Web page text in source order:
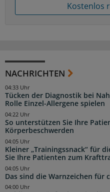
Kostenlos
NACHRICHTEN
Tücken der Diagnostik bei
Rolle Einzel-Allergene spielen
04:33 Uhr
So unterstützen Sie Ihre
Körperbeschwerden
04:22 Uhr
Kleiner „Trainingssnack“ für
Sie Ihre Patienten zum
04:05 Uhr
Das sind die Warnzeichen für
04:05 Uhr
04:00 Uhr